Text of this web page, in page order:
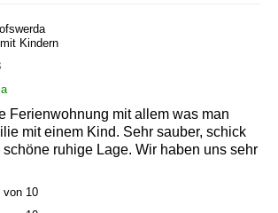
Kindern
Ferienwohnung mit allem was man
mit einem Kind. Sehr sauber, schick
ruhige Lage. Wir haben uns sehr
von 10